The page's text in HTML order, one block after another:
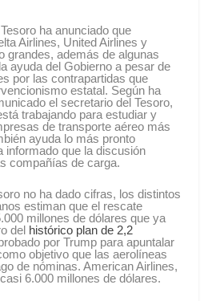
ha anunciado que
Airlines, United Airlines y
grandes, además de algunas
ayuda del Gobierno a pesar de
por las contrapartidas que
estatal. Según ha
el secretario del Tesoro,
trabajando para estudiar y
de transporte aéreo más
ayuda lo más pronto
informado que la discusión
compañías de carga.
no ha dado cifras, los distintos
estiman que el rescate
millones de dólares que ya
del histórico plan de 2,2
por Trump para apuntalar
objetivo que las aerolíneas
de nóminas. American Airlines,
6.000 millones de dólares.